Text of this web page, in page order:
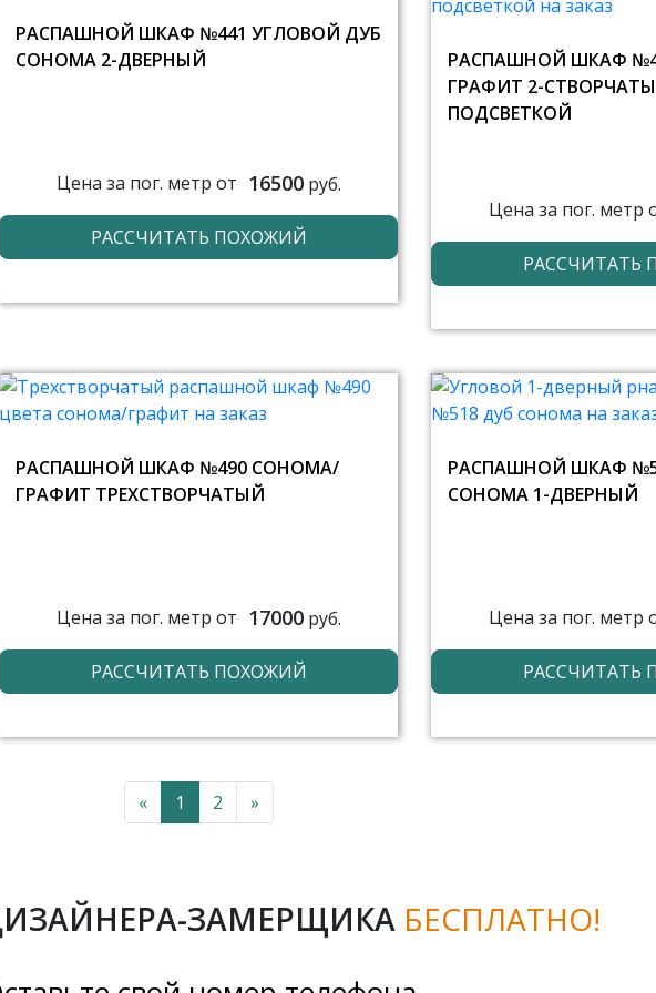
РАСПАШНОЙ ШКАФ №441 УГЛОВОЙ ДУБ
СОНОМА 2-ДВЕРНЫЙ
Цена за пог. метр от 16500руб.
РАССЧИТАТЬ ПОХОЖИЙ
РАСПАШНОЙ ШКАФ
ГРАФИТ 2-
ПОДСВЕТКОЙ
Цена за пог. метр
РАССЧИТАТЬ
РАСПАШНОЙ ШКАФ №490 СОНОМА/
ГРАФИТ ТРЕХСТВОРЧАТЫЙ
Цена за пог. метр от 17000руб.
РАССЧИТАТЬ ПОХОЖИЙ
РАСПАШНОЙ ШКАФ
СОНОМА 1-ДВЕРНЫЙ
Цена за пог. метр
РАССЧИТАТЬ
« 1 2 »
ЗАМЕРЩИКА БЕСПЛАТНО!